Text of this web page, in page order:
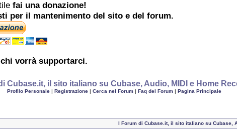
fai una donazione!
per il mantenimento del sito e del forum.
vorrà supportarci.
di Cubase.it, il sito italiano su Cubase, Audio, MIDI e Home
Profilo Personale| Registrazione| Cerca nel Forum| Faq del Forum| Pagina Principale
I Forum di Cubase.it, il sito italiano su Cubase,